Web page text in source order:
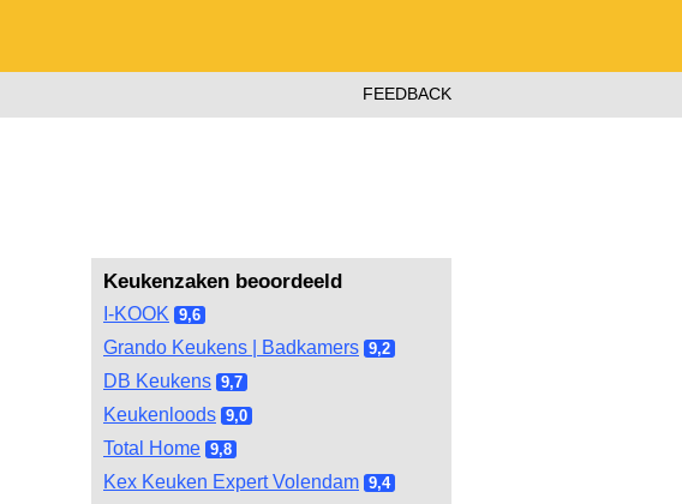
FEEDBACK
Keukenzaken beoordeeld
I-KOOK 9,6
Grando Keukens | Badkamers 9,2
DB Keukens 9,7
Keukenloods 9,0
Total Home 9,8
Kex Keuken Expert Volendam 9,4